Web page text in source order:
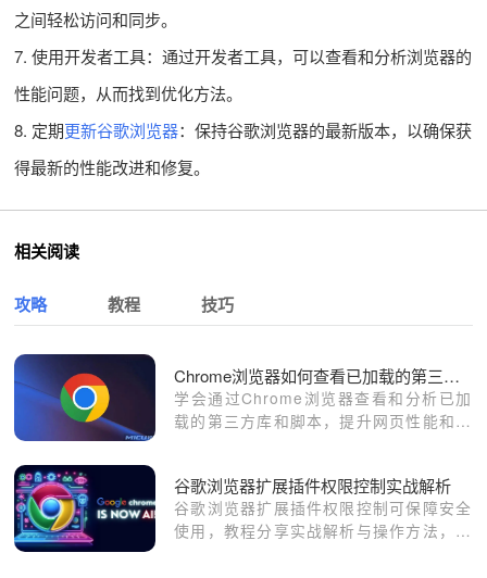
之间轻松访问和同步。
7. 使用开发者工具：通过开发者工具，可以查看和分析浏览器的
性能问题，从而找到优化方法。
8. 定期更新谷歌浏览器：保持谷歌浏览器的最新版本，以确保获
得最新的性能改进和修复。
相关阅读
攻略 教程 技巧
Chrome浏览器如何查看已加载的第三方库和脚本
学会通过Chrome浏览器查看和分析已加
载的第三方库和脚本，提升网页性能和安
谷歌浏览器扩展插件权限控制实战解析
谷歌浏览器扩展插件权限控制可保障安全
使用，教程分享实战解析与操作方法，帮